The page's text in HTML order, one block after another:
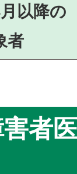
以降の
者
者